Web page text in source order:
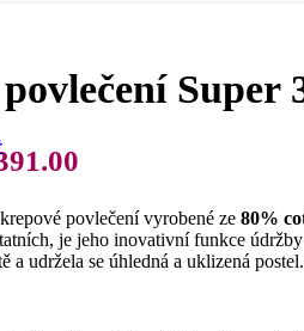
Super
je:
Kč391.00.
povlečení vyrobené ze 80%
je jeho inovativní funkce
a udržela se úhledná a uklizená